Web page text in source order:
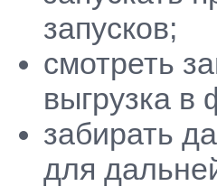
запусков;
смотреть
выгрузка в
забирать
для